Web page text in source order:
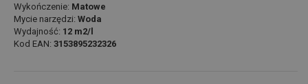
Wykończenie: Matowe
Mycie narzędzi: Woda
Wydajność: 12 m2/l
Kod EAN: 3153895232326